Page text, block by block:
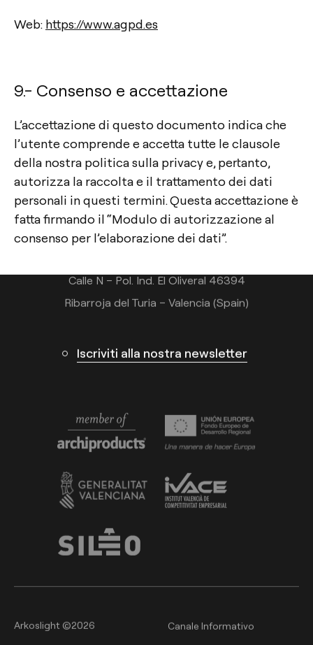
Web: https://www.agpd.es
9.- Consenso e accettazione
L’accettazione di questo documento indica che
l’utente comprende e accetta tutte le clausole
della nostra politica sulla privacy e, pertanto,
autorizza la raccolta e il trattamento dei dati
personali in questi termini. Questa accettazione è
fatta firmando il “Modulo di autorizzazione al
consenso per l’elaborazione dei dati”.
Contatto
Tel.: +34 961 667 207
+39 02 9475 0007
info@arkoslight.com
Calle N – Pol. Ind. El Oliveral 46394
Ribarroja del Turia – Valencia (Spain)
Iscriviti alla nostra newsletter
Arkoslight ©2026 Canale Informativo